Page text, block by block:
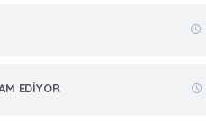
EDİYOR